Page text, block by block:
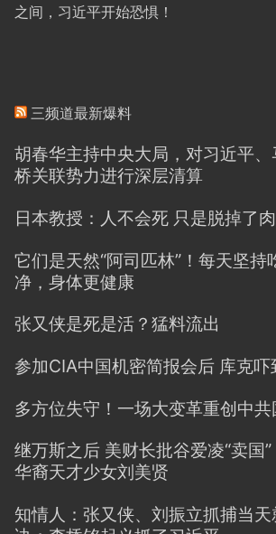
之间，习近平开始恐惧！
三频道最新爆料
胡春华主持中央大局，对习近平
桥关联势力进行深层清算
日本教授：人不会死 只是脱掉了
它们是天然“阿司匹林”！每天坚持
净，身体更健康
张又侠是死是活？猛料流出
参加CIA中国机密简报会后 库克吓
多方位失守！一场大变革重创中共
继万斯之后 美财长批谷爱凌“卖国
华裔天才少女刘美贤
知情人：张又侠、刘振立抓捕当天